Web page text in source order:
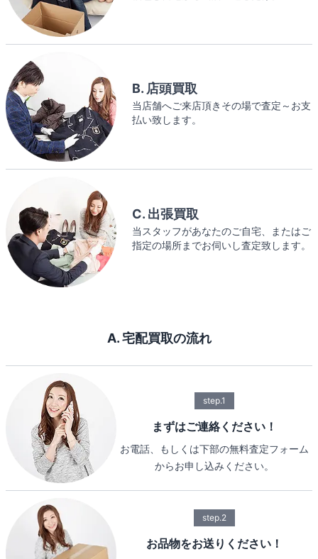
B. 店頭買取
当店舗へご来店頂きその場で査定～お支
払い致します。
C. 出張買取
当スタッフがあなたのご自宅、またはご
指定の場所までお伺いし査定致します。
A. 宅配買取の流れ
step.1
まずはご連絡ください！
お電話、もしくは下部の無料査定フォーム
からお申し込みください。
step.2
お品物をお送りください！